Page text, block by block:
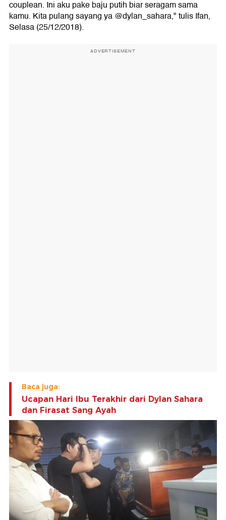
couplean. Ini aku pake baju putih biar seragam sama
kamu. Kita pulang sayang ya @dylan_sahara," tulis Ifan,
Selasa (25/12/2018).
ADVERTISEMENT
Baca juga:
Ucapan Hari Ibu Terakhir dari Dylan Sahara
dan Firasat Sang Ayah